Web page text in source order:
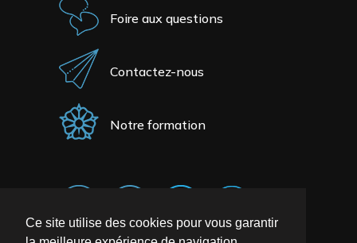
Ce site utilise des cookies pour vous garantir
Foire aux questions
Contactez-nous
Notre formation